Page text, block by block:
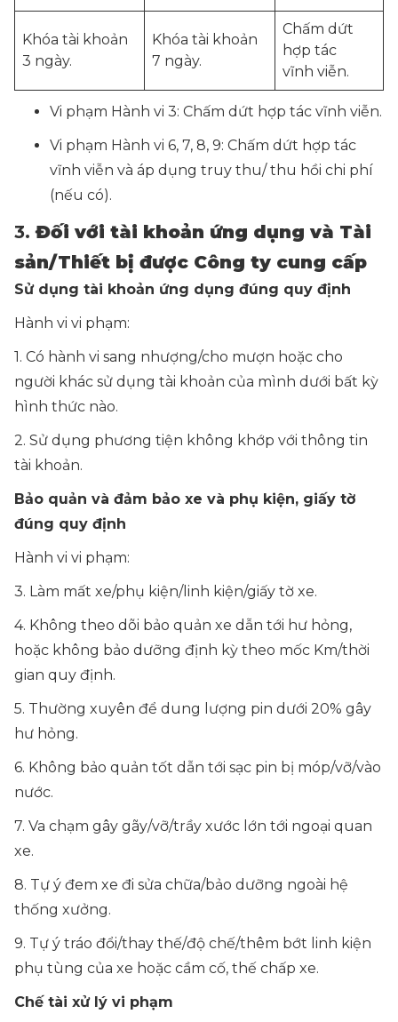
Khóa tài khoản
3 ngày.
Khóa tài khoản
7 ngày.
Chấm dứt
hợp tác
vĩnh viễn.
Vi phạm Hành vi 3: Chấm dứt hợp tác vĩnh viễn.
Vi phạm Hành vi 6, 7, 8, 9: Chấm dứt hợp tác
vĩnh viễn và áp dụng truy thu/ thu hồi chi phí
(nếu có).
3.Đối với tài khoản ứng dụng và Tài
sản/Thiết bị được Công ty cung cấp
Sử dụng tài khoản ứng dụng đúng quy định
Hành vi vi phạm:
1. Có hành vi sang nhượng/cho mượn hoặc cho
người khác sử dụng tài khoản của mình dưới bất kỳ
hình thức nào.
2. Sử dụng phương tiện không khớp với thông tin
tài khoản.
Bảo quản và đảm bảo xe và phụ kiện, giấy tờ
đúng quy định
Hành vi vi phạm:
3. Làm mất xe/phụ kiện/linh kiện/giấy tờ xe.
4. Không theo dõi bảo quản xe dẫn tới hư hỏng,
hoặc không bảo dưỡng định kỳ theo mốc Km/thời
gian quy định.
5. Thường xuyên để dung lượng pin dưới 20% gây
hư hỏng.
6. Không bảo quản tốt dẫn tới sạc pin bị móp/vỡ/vào
nước.
7. Va chạm gây gãy/vỡ/trầy xước lớn tới ngoại quan
xe.
8. Tự ý đem xe đi sửa chữa/bảo dưỡng ngoài hệ
thống xưởng.
9. Tự ý tráo đổi/thay thế/độ chế/thêm bớt linh kiện
phụ tùng của xe hoặc cầm cố, thế chấp xe.
Chế tài xử lý vi phạm